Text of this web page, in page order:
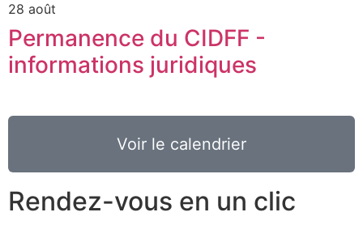
28 août
Permanence du CIDFF -
informations juridiques
Voir le calendrier
Rendez-vous en un clic